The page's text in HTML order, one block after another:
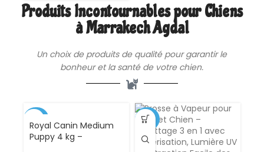
Produits Incontournables pour Chiens
à Marrakech Agdal
Un choix de produits de qualité pour garantir le
bonheur et la santé de votre chien.
VENDU
Royal Canin Medium
Puppy 4 kg –
-38%